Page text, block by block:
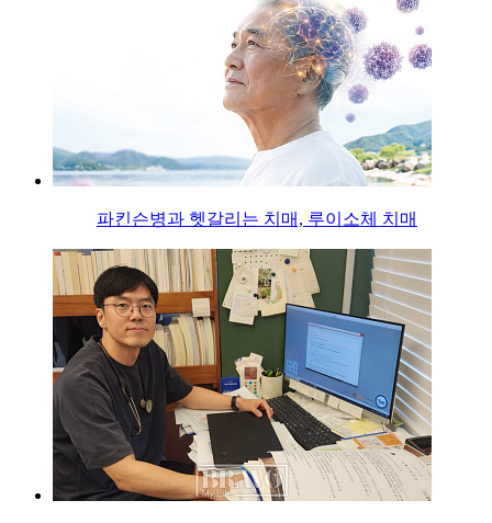
파킨슨병과 헷갈리는 치매, 루이소체 치매